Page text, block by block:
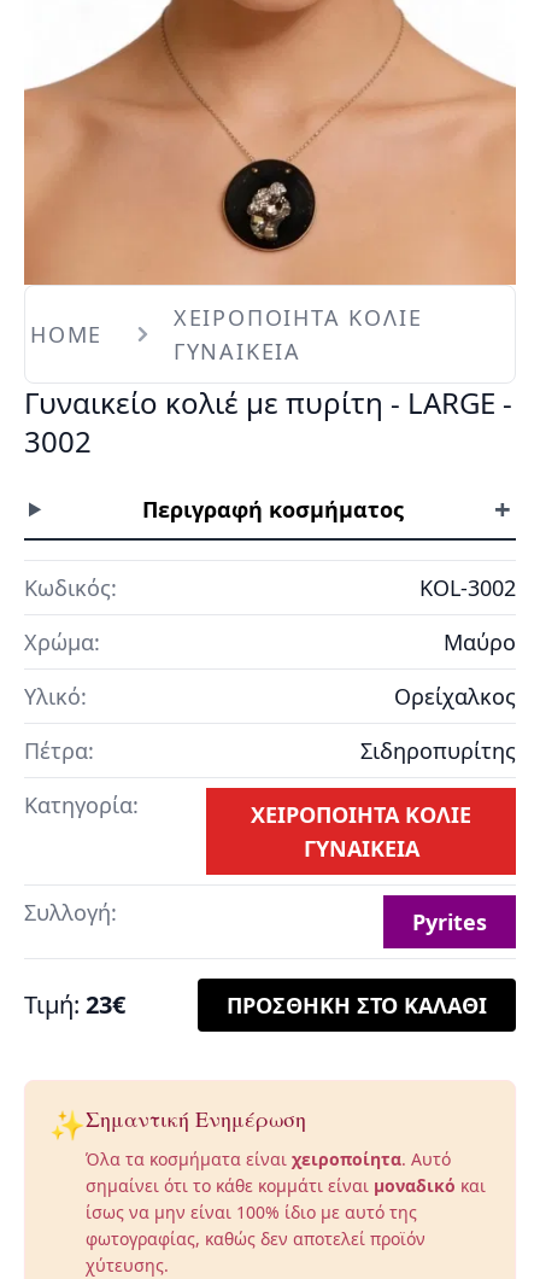
HOME
ΧΕΙΡΟΠΟΙΗΤΑ ΚΟΛΙΕ
ΓΥΝΑΙΚΕΙΑ
Γυναικείο κολιέ με πυρίτη - LARGE -
3002
Περιγραφή κοσμήματος +
Κωδικός:
KOL-3002
Χρώμα:
Μαύρο
Υλικό:
Ορείχαλκος
Πέτρα:
Σιδηροπυρίτης
Κατηγορία:
ΧΕΙΡΟΠΟΙΗΤΑ ΚΟΛΙΕ
ΓΥΝΑΙΚΕΙΑ
Συλλογή: Pyrites
Τιμή: 23€ ΠΡΟΣΘΗΚΗ ΣΤΟ ΚΑΛΑΘΙ
✨Σημαντική Ενημέρωση
Όλα τα κοσμήματα είναι χειροποίητα. Αυτό
σημαίνει ότι το κάθε κομμάτι είναι μοναδικό και
ίσως να μην είναι 100% ίδιο με αυτό της
φωτογραφίας, καθώς δεν αποτελεί προϊόν
χύτευσης.